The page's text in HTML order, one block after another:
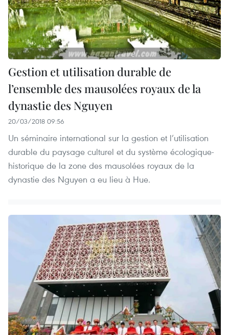
Gestion et utilisation durable de
l’ensemble des mausolées royaux de la
dynastie des Nguyen
20/03/2018 09:56
Un séminaire international sur la gestion et l’utilisation
durable du paysage culturel et du système écologique-
historique de la zone des mausolées royaux de la
dynastie des Nguyen a eu lieu à Hue.